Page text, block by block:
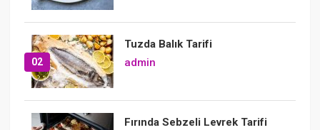
02
Tuzda Balık Tarifi
admin
Fırında Sebzeli Levrek Tarifi